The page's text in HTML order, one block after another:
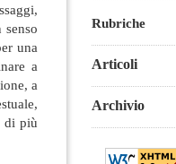
una
a
a
di più
Rubriche
Articoli
Archivio